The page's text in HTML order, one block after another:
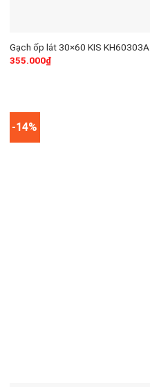
Gạch ốp lát 30×60 KIS KH60303A
355.000₫
-14%